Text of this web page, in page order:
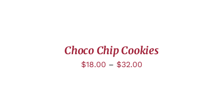
Choco Chip Cookies
$18.00 – $32.00